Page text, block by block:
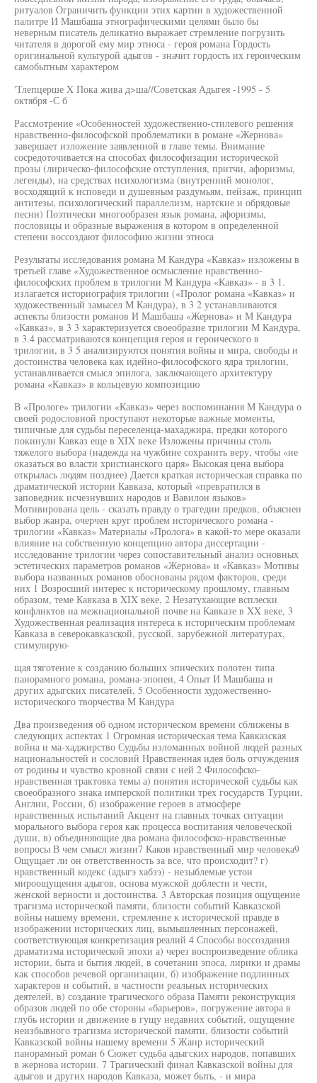
ритуалов Ограничить функции этих картин в художественной
палитре И Машбаша этнографическими целями было бы
неверным писатель деликатно выражает стремление погрузить
читателя в дорогой ему мир этноса - героя романа Гордость
оригинальной культурой адыгов - значит гордость их героическим
самобытным характером
'Тлепцерше X Пока жива д>ша//Советская Адыгея -1995 - 5
октября -С б
Рассмотрение «Особенностей художественно-стилевого решения
нравственно-философской проблематики в романе «Жернова»
завершает изложение заявленной в главе темы. Внимание
сосредоточивается на способах философизации исторической
прозы (лирическо-философские отступления, притчи, афоризмы,
легенды), на средствах психологизма (внутренний монолог,
восходящий к исповеди и душевным раздумьям, пейзаж, принцип
антитезы, психологический параллелизм, нартские и обрядовые
песни) Поэтически многообразен язык романа, афоризмы,
пословицы и образные выражения в котором в определенной
степени воссоздают философию жизни этноса
Результаты исследования романа М Кандура «Кавказ» изложены в
третьей главе «Художественное осмысление нравственно-
философских проблем в трилогии М Кандура «Кавказ» - в 3 1.
излагается историография трилогии («Пролог романа «Кавказ» и
художественный замысел М Кандура), в 3 2 устанавливаются
аспекты близости романов И Машбаша «Жернова» и М Кандура
«Кавказ», в 3 3 характеризуется своеобразие трилогии М Кандура,
в 3.4 рассматриваются концепция героя и героического в
трилогии, в 3 5 анализируются понятия войны и мира, свободы и
достоинства человека как идейно-философского ядра трилогии,
устанавливается смысл эпилога, заключающего архитектуру
романа «Кавказ» в кольцевую композицию
В «Прологе» трилогии «Кавказ» через воспоминания М Кандура о
своей родословной проступают некоторые важные моменты,
типичные для судьбы переселенца-махаджира, предки которого
покинули Кавказ еще в XIX веке Изложены причины столь
тяжелого выбора (надежда на чужбине сохранить веру, чтобы «не
оказаться во власти христианского царя» Высокая цена выбора
открылась людям позднее) Дается краткая историческая справка по
драматической истории Кавказа, который «превратился в
заповедник исчезнувших народов и Вавилон языков»
Мотивирована цель - сказать правду о трагедии предков, объяснен
выбор жанра, очерчен круг проблем исторического романа -
трилогии «Кавказ» Материалы «Пролога» в какой-то мере оказали
влияние на собственную концепцию автора диссертации -
исследование трилогии через сопоставительный анализ основных
эстетических параметров романов «Жернова» и «Кавказ» Мотивы
выбора названных романов обоснованы рядом факторов, среди
них 1 Возросший интерес к историческому прошлому, главным
образом, теме Кавказа в XIX веке, 2 Незатухающие всплески
конфликтов на межнациональной почве на Кавказе в XX веке, 3
Художественная реализация интереса к историческим проблемам
Кавказа в северокавказской, русской, зарубежной литературах,
стимулирую-
щая тяготение к созданию больших эпических полотен типа
панорамного романа, романа-эпопеи, 4 Опыт И Машбаша и
других адыгских писателей, 5 Особенности художественно-
исторического творчества М Кандура
Два произведения об одном историческом времени сближены в
следующих аспектах 1 Огромная историческая тема Кавказская
война и ма-хаджирство Судьбы изломанных войной людей разных
национальностей и сословий Нравственная идея боль отчуждения
от родины и чувство кровной связи с ней 2 Философско-
нравственная трактовка темы а) понятия исторической судьбы как
своеобразного знака имперской политики трех государств Турции,
Англии, России, б) изображение героев в атмосфере
нравственных испытаний Акцент на главных точках ситуации
морального выбора героя как процесса воспитания человеческой
души, в) объединяющие два романа философско-нравственные
вопросы В чем смысл жизни7 Каков нравственный мир человека9
Ощущает ли он ответственность за все, что происходит? г)
нравственный кодекс (адыгэ хабзэ) - незыблемые устои
мироощущения адыгов, основа мужской доблести и чести,
женской верности и достоинства. 3 Авторская позиция ощущение
трагизма исторической памяти, близости событий Кавказской
войны нашему времени, стремление к исторической правде в
изображении исторических лиц, вымышленных персонажей,
соответствующая конкретизация реалий 4 Способы воссоздания
драматизма исторической эпохи а) через воспроизведение облика
истории, быта и бытия людей, в сочетании эпоса, лирики и драмы
как способов речевой организации, б) изображение подлинных
характеров и событий, в частности реальных исторических
деятелей, в) создание трагического образа Памяти реконструкция
образов людей по обе стороны «барьеров», погружение автора в
глубь истории и движение в гущу недавних событий, ощущение
неизбывного трагизма исторической памяти, близости событий
Кавказской войны нашему времени 5 Жанр исторический
панорамный роман 6 Сюжет судьба адыгских народов, попавших
в жернова истории. 7 Трагический финал Кавказской войны для
адыгов и других народов Кавказа, может быть, - и мира